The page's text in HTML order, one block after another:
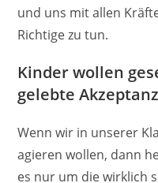
und uns mit allen
Richtige zu tun.
Kinder wollen
gelebte Akzeptanz
Wenn wir in unserer
agieren wollen, dann
es nur um die wirklich